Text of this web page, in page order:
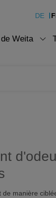
DE
Weita
manière